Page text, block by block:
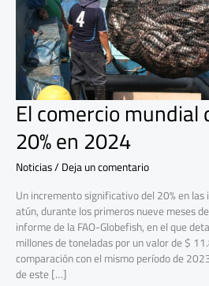
El comercio
20% en 2024
Noticias/Deja un comentario
Un incremento significativo del 20% en
atún, durante los primeros nueve meses
informe de la FAO-Globefish, en el que
millones de toneladas por un valor de $
comparación con el mismo período de
de este […]
2024